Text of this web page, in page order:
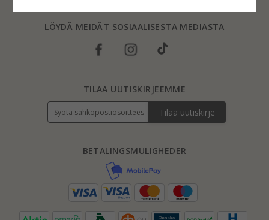
LÖYDÄ MEIDÄT SOSIAALISESTA MEDIASTA
BETALINGSMULIGHEDER
TILAA UUTISKIRJEEMME
Tilaa uutiskirje